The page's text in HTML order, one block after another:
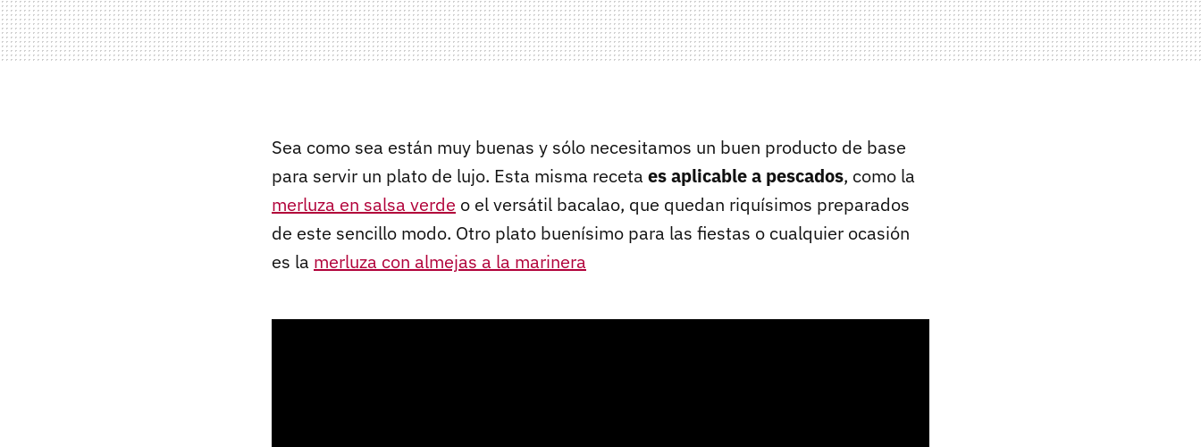
Sea como sea están muy buenas y sólo necesitamos un buen producto de base
para servir un plato de lujo. Esta misma receta es aplicable a pescados, como la
merluza en salsa verde o el versátil bacalao, que quedan riquísimos preparados
de este sencillo modo. Otro plato buenísimo para las fiestas o cualquier ocasión
es la merluza con almejas a la marinera